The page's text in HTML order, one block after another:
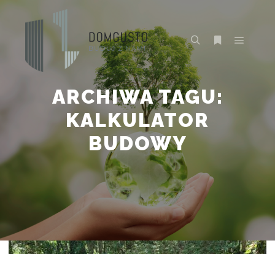
ARCHIWA TAGU:
KALKULATOR
BUDOWY